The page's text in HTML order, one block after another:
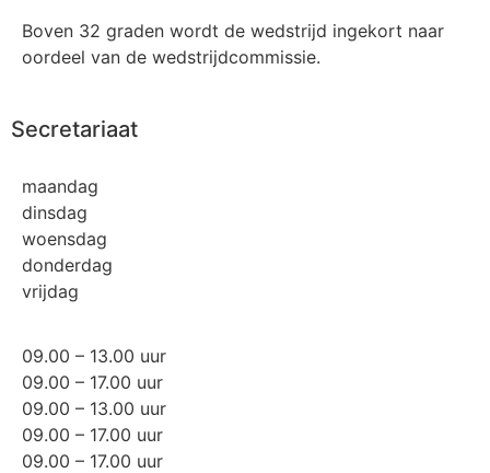
Boven 32 graden wordt de wedstrijd ingekort naar
oordeel van de wedstrijdcommissie.
Secretariaat
maandag
dinsdag
woensdag
donderdag
vrijdag
09.00 – 13.00 uur
09.00 – 17.00 uur
09.00 – 13.00 uur
09.00 – 17.00 uur
09.00 – 17.00 uur